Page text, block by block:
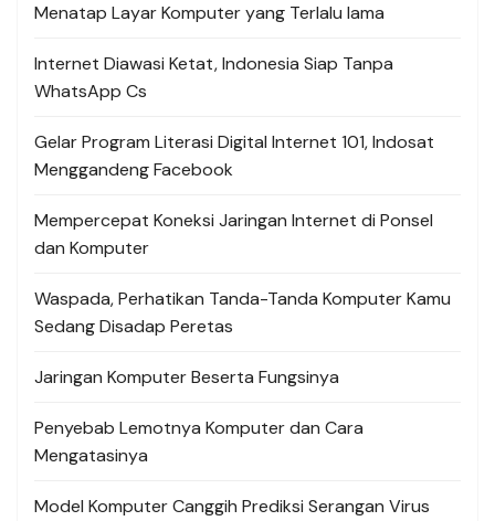
Menatap Layar Komputer yang Terlalu lama
Internet Diawasi Ketat, Indonesia Siap Tanpa
WhatsApp Cs
Gelar Program Literasi Digital Internet 101, Indosat
Menggandeng Facebook
Mempercepat Koneksi Jaringan Internet di Ponsel
dan Komputer
Waspada, Perhatikan Tanda-Tanda Komputer Kamu
Sedang Disadap Peretas
Jaringan Komputer Beserta Fungsinya
Penyebab Lemotnya Komputer dan Cara
Mengatasinya
Model Komputer Canggih Prediksi Serangan Virus